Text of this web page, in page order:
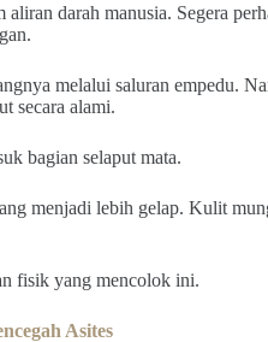
darah manusia. Segera
melalui saluran empedu.
secara alami.
bagian selaput mata.
menjadi lebih gelap. Kulit
fisik yang mencolok ini.
Asites